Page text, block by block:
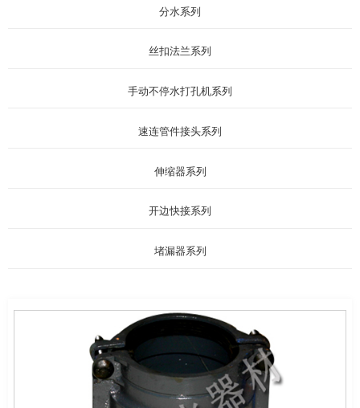
分水系列
丝扣法兰系列
手动不停水打孔机系列
速连管件接头系列
伸缩器系列
开边快接系列
堵漏器系列